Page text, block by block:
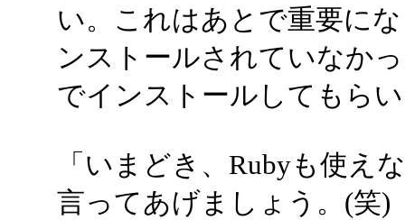
い。これはあとで重要に
ンストールされていなか
でインストールしてもら
「いまどき、Rubyも使え
言ってあげましょう。(笑)